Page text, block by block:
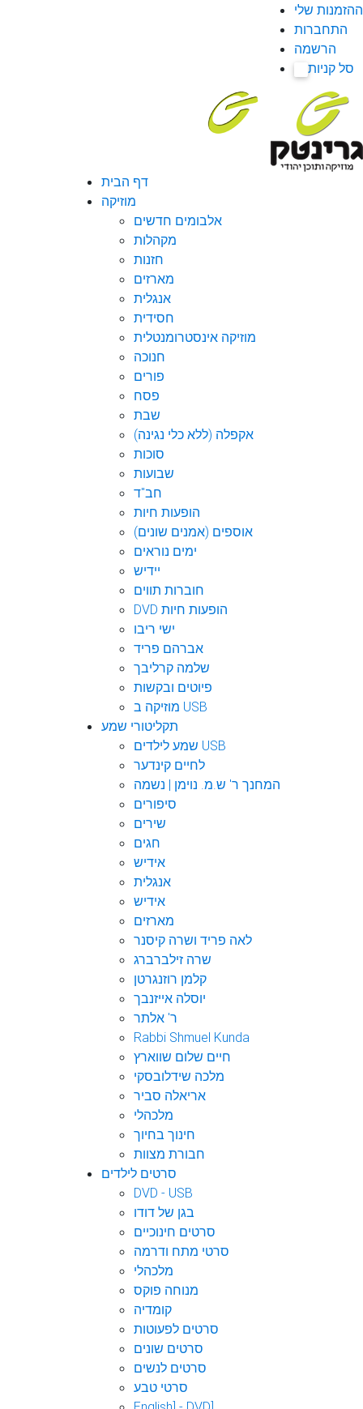
ההזמנות שלי
התחברות
הרשמה
סל קניות
דף הבית
מוזיקה
אלבומים חדשים
מקהלות
חזנות
מארזים
אנגלית
חסידית
מוזיקה אינסטרומנטלית
חנוכה
פורים
פסח
שבת
אקפלה (ללא כלי נגינה)
סוכות
שבועות
חב"ד
הופעות חיות
אוספים (אמנים שונים)
ימים נוראים
יידיש
חוברות תווים
DVD הופעות חיות
ישי ריבו
אברהם פריד
שלמה קרליבך
פיוטים ובקשות
מוזיקה ב USB
תקליטורי שמע
שמע לילדים USB
לחיים קינדער
המחנך ר' ש.מ. נוימן | נשמה
סיפורים
שירים
חגים
אידיש
אנגלית
אידיש
מארזים
לאה פריד ושרה קיסנר
שרה זילברברג
קלמן רוזנגרטן
יוסלה אייזנבך
ר' אלתר
Rabbi Shmuel Kunda
חיים שלום שווארץ
מלכה שידלובסקי
אריאלה סביר
מלכהלי
חינוך בחיוך
חבורת מצוות
סרטים לילדים
DVD - USB
בגן של דודו
סרטים חינוכיים
סרטי מתח ודרמה
מלכהלי
מנוחה פוקס
קומדיה
סרטים לפעוטות
סרטים שונים
סרטים לנשים
סרטי טבע